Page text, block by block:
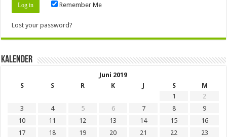
Remember Me
Lost your password?
Kalender
Juni 2019
S
S R K J S
M
1
2
3
4 5 6 7 8
9
10
11 12 13 14 15
16
17
18 19 20 21 22
23